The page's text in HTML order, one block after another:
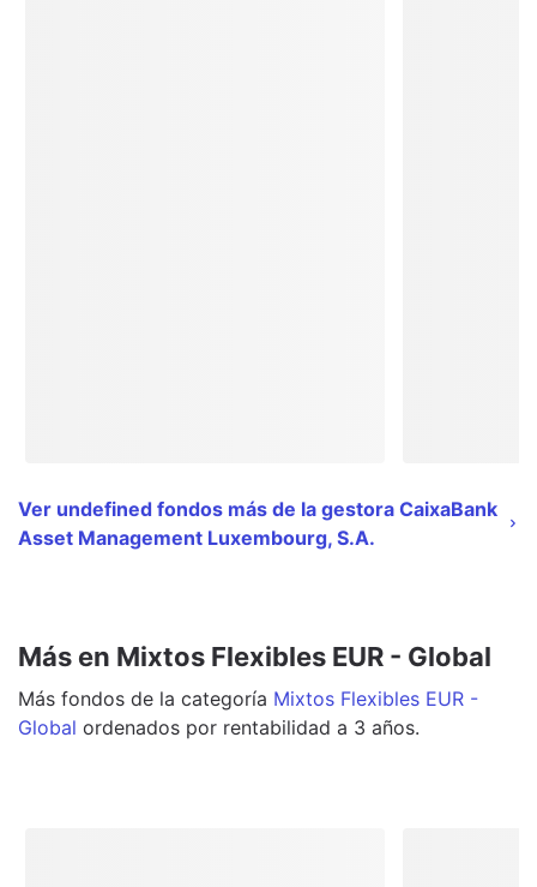
Ver undefined fondos más de la gestora CaixaBank
Asset Management Luxembourg, S.A.
Más en Mixtos Flexibles EUR - Global
Más fondos de la categoría Mixtos Flexibles EUR -
Global ordenados por rentabilidad a 3 años.